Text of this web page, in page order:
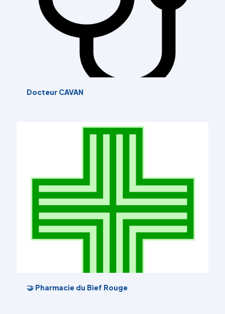
Docteur CAVAN
🤝 Pharmacie du Bief Rouge